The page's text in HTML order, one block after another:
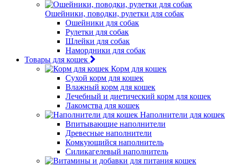
Ошейники, поводки, рулетки для собак
Ошейники для собак
Рулетки для собак
Шлейки для собак
Намордники для собак
Товары для кошек
Корм для кошек
Сухой корм для кошек
Влажный корм для кошек
Лечебный и диетический корм для кошек
Лакомства для кошек
Наполнители для кошек
Впитывающие наполнители
Древесные наполнители
Комкующийся наполнитель
Силикагелевый наполнитель